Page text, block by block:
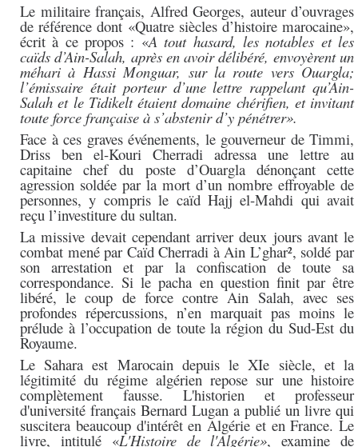
Le militaire français, Alfred Georges, auteur d’ouvrages
de référence dont «Quatre siècles d’histoire marocaine»,
écrit à ce propos : «A tout hasard, les notables et les
caïds d’Ain-Salah, après en avoir délibéré, envoyèrent un
méhari à Hassi Monguar, sur la route vers Ouargla;
l’émissaire était porteur d’une lettre rappelant qu’Ain-
Salah et le Tidikelt étaient domaine chérifien, et invitant
toute force française à s’abstenir d’y pénétrer».
Face à ces graves événements, le gouverneur de Timmi,
Driss ben el-Kouri Cherradi adressa une lettre au
capitaine chef du poste d’Ouargla dénonçant cette
agression soldée par la mort d’un nombre effroyable de
personnes, y compris le caïd Hajj el-Mahdi qui avait
reçu l’investiture du sultan.
La missive devait cependant arriver deux jours avant le
combat mené par Caïd Cherradi à Ain L’ghar², soldé par
son arrestation et par la confiscation de toute sa
correspondance. Si le pacha en question finit par être
libéré, le coup de force contre Ain Salah, avec ses
profondes répercussions, n’en marquait pas moins le
prélude à l’occupation de toute la région du Sud-Est du
Royaume.
Le Sahara est Marocain depuis le XIe siècle, et la
légitimité du régime algérien repose sur une histoire
complètement fausse. L'historien et professeur
d'université français Bernard Lugan a publié un livre qui
suscitera beaucoup d'intérêt en Algérie et en France. Le
livre, intitulé «L'Histoire de l'Algérie», examine de